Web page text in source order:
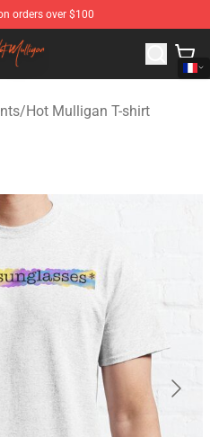
orders over $100
Hot Mulligan Merchandise
/Hot Mulligan T-shirt